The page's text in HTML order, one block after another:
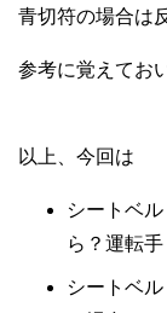
青切符の場合は
参考に覚えてお
以上、今回は
シートベ
ら？運転
シートベ